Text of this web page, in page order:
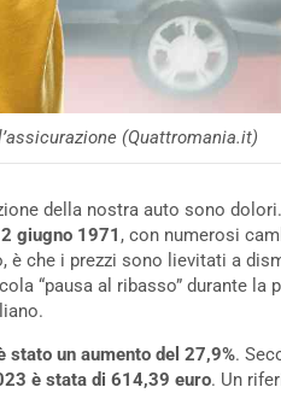
(Quattromania.it)
della nostra auto sono
giugno 1971 , con numerosi
è che i prezzi sono lievitati a
“pausa al ribasso” durante la
stato un aumento del 27,9%.
è stata di 614,39 euro. Un